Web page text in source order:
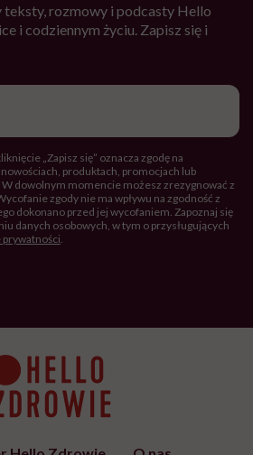
rozmowy i podcasty Hello
i codziennym życiu. Zapisz się i
„Zapisz się” oznacza zgodę na
produktach, promocjach lub
dowolnym momencie możesz zrezygnować z
zgody nie ma wpływu na zgodność z
dokonano przed jej wycofaniem. Zapoznaj się
danych osobowych, w tym o przysługujących
prywatności